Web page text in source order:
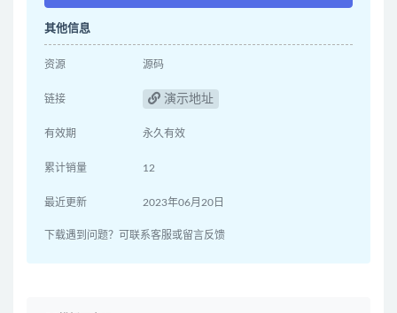
其他信息
资源 源码
链接 演示地址
有效期 永久有效
累计销量 12
最近更新 2023年06月20日
下载遇到问题？可联系客服或留言反馈